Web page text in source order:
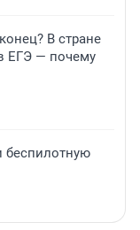
В стране
ЕГЭ — почему
беспилотную